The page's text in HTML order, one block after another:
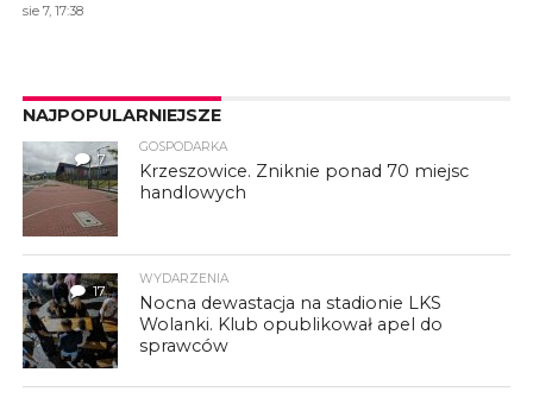
sie 7, 17:38
NAJPOPULARNIEJSZE
7
GOSPODARKA
Krzeszowice. Zniknie ponad 70 miejsc
handlowych
17
WYDARZENIA
Nocna dewastacja na stadionie LKS
Wolanki. Klub opublikował apel do
sprawców